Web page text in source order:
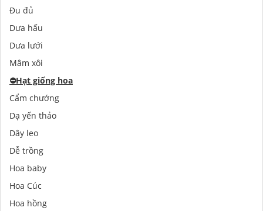
Đu đủ
Dưa hấu
Dưa lưới
Mâm xôi
⛔️Hạt giống hoa
Cẩm chướng
Dạ yến thảo
Dây leo
Dễ trồng
Hoa baby
Hoa Cúc
Hoa hồng